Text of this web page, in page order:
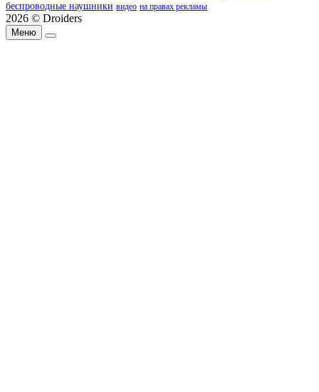
беспроводные наушники видео на правах рекламы
2026 © Droiders
Меню